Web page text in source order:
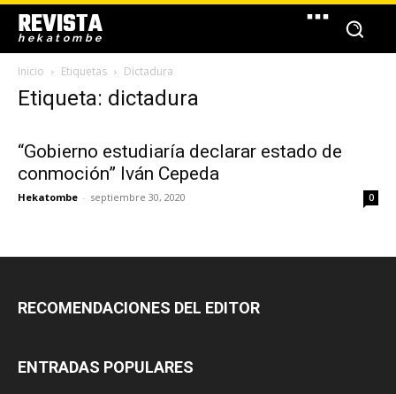
REVISTA
hekatombe
Inicio Etiquetas Dictadura
Etiqueta: dictadura
“Gobierno estudiaría declarar estado de
conmoción” Iván Cepeda
Hekatombe - septiembre 30, 2020 0
RECOMENDACIONES DEL EDITOR
ENTRADAS POPULARES